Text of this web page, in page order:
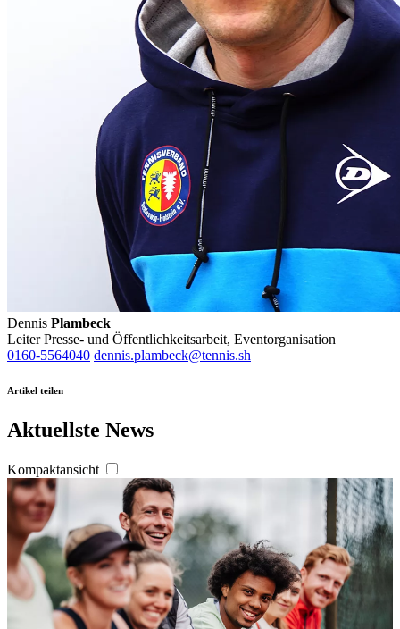
Dennis Plambeck
Leiter Presse- und Öffentlichkeitsarbeit, Eventorganisation
0160-5564040 dennis.plambeck@tennis.sh
Artikel teilen
Aktuellste News
Kompaktansicht